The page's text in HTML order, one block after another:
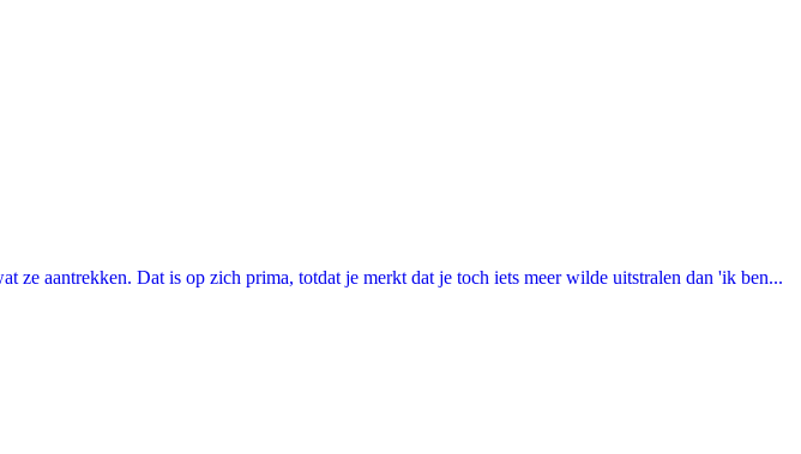
ze aantrekken. Dat is op zich prima, totdat je merkt dat je toch iets meer wilde uitstralen dan 'ik ben...